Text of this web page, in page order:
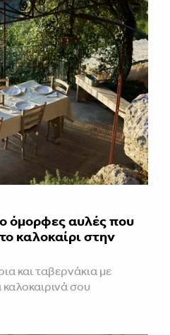
όμορφες αυλές που
καλοκαίρι στην
και ταβερνάκια με
σου